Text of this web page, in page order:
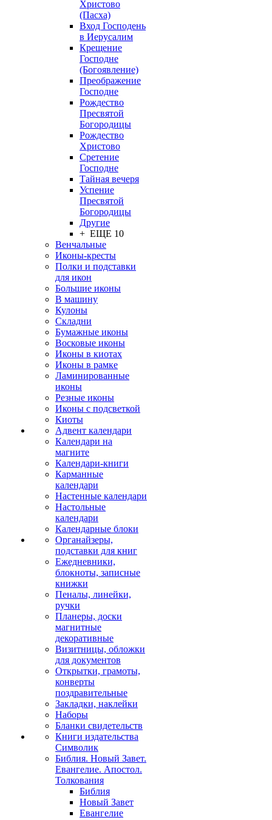
Христово
(Пасха)
Вход Господень
в Иерусалим
Крещение
Господне
(Богоявление)
Преображение
Господне
Рождество
Пресвятой
Богородицы
Рождество
Христово
Сретение
Господне
Тайная вечеря
Успение
Пресвятой
Богородицы
Другие
+ ЕЩЕ 10
Венчальные
Иконы-кресты
Полки и подставки
для икон
Большие иконы
В машину
Кулоны
Складни
Бумажные иконы
Восковые иконы
Иконы в киотах
Иконы в рамке
Ламинированные
иконы
Резные иконы
Иконы с подсветкой
Киоты
Адвент календари
Календари на
магните
Календари-книги
Карманные
календари
Настенные календари
Настольные
календари
Календарные блоки
Органайзеры,
подставки для книг
Ежедневники,
блокноты, записные
книжки
Пеналы, линейки,
ручки
Планеры, доски
магнитные
декоративные
Визитницы, обложки
для документов
Открытки, грамоты,
конверты
поздравительные
Закладки, наклейки
Наборы
Бланки свидетельств
Книги издательства
Символик
Библия. Новый Завет.
Евангелие. Апостол.
Толкования
Библия
Новый Завет
Евангелие